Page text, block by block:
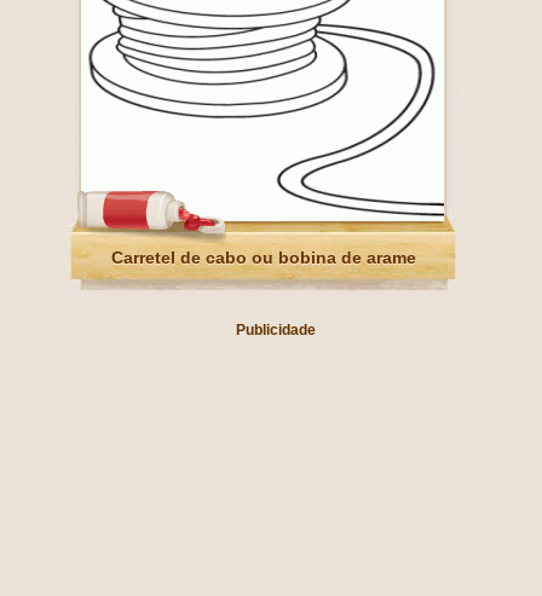
Carretel de cabo ou bobina de arame
Publicidade